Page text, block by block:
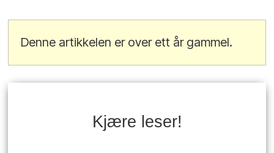
Denne artikkelen er over ett år gammel.
Kjære leser!